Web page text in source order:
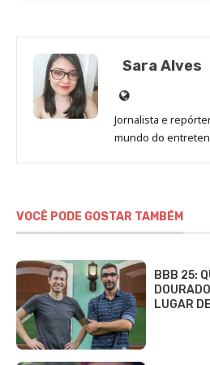
Sara Alves
Site
de
Sara
Jornalista e
mundo do
VOCÊ PODE GOSTAR TAMBÉM
BBB 25:
LUGAR